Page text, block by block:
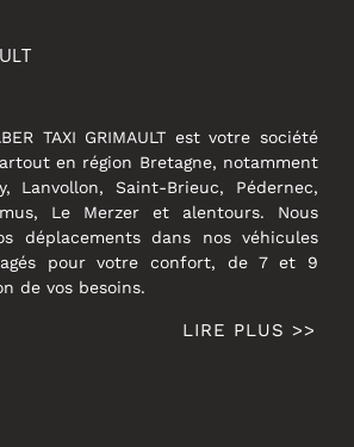
TAXI GRIMAULT est votre société
en région Bretagne, notamment
Lanvollon, Saint-Brieuc, Pédernec,
Le Merzer et alentours. Nous
déplacements dans nos véhicules
pour votre confort, de 7 et 9
de vos besoins.
LIRE PLUS >>